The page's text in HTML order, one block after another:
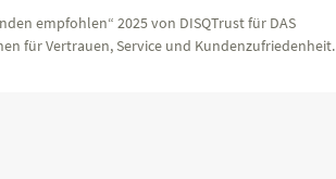
empfohlen“ 2025 von DISQTrust für DAS
für Vertrauen, Service und Kundenzufriedenheit.